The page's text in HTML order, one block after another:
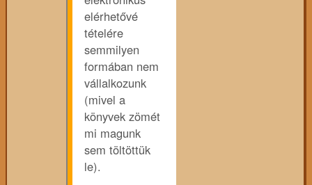
elérhetővé
tételére
semmilyen
formában nem
vállalkozunk
(mivel a
könyvek zömét
mi magunk
sem töltöttük
le).